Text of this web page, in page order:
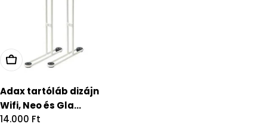
Adax tartóláb dizájn
Wifi, Neo és Gla...
Regular
14.000 Ft